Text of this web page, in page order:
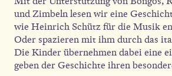
und Zimbeln lesen wir eine
wie Heinrich Schütz für die Musik
Oder spazieren mit ihm durch das
Die Kinder übernehmen dabei eine
geben der Geschichte ihren